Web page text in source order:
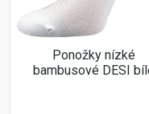
Ponožky nízké
bambusové DESI